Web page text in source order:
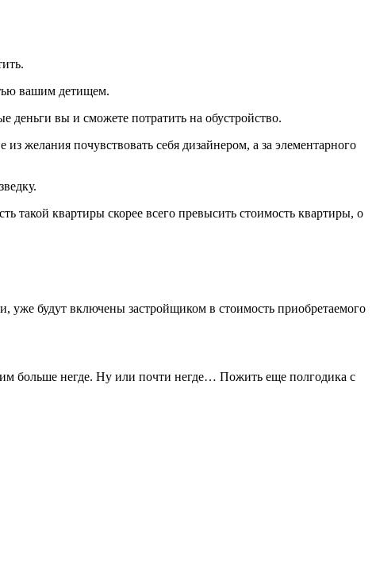
вашим детищем.
вы и сможете потратить на обустройство.
желания почувствовать себя дизайнером, а за элементарного
такой квартиры скорее всего превысить стоимость квартиры, о
уже будут включены застройщиком в стоимость приобретаемого
им больше негде. Ну или почти негде… Пожить еще полгодика с